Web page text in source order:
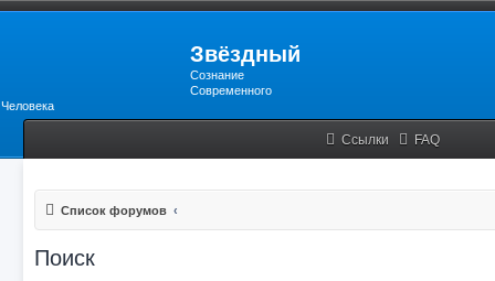
Звёздный
Сознание
Современного
Человека
Ссылки FAQ
Список форумов
Поиск